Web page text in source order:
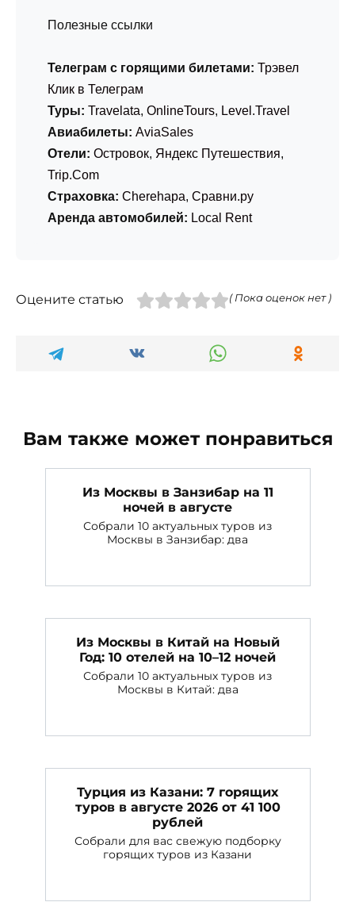
Полезные ссылки
Телеграм с горящими билетами: Трэвел
Клик в Телеграм
Туры: Travelata, OnlineTours, Level.Travel
Авиабилеты: AviaSales
Отели: Островок, Яндекс Путешествия,
Trip.Com
Страховка: Cherehapa, Сравни.ру
Аренда автомобилей: Local Rent
Оцените статью ( Пока оценок нет )
Вам также может понравиться
Из Москвы в Занзибар на 11
ночей в августе
Собрали 10 актуальных туров из
Москвы в Занзибар: два
Из Москвы в Китай на Новый
Год: 10 отелей на 10–12 ночей
Собрали 10 актуальных туров из
Москвы в Китай: два
Турция из Казани: 7 горящих
туров в августе 2026 от 41 100
рублей
Собрали для вас свежую подборку
горящих туров из Казани